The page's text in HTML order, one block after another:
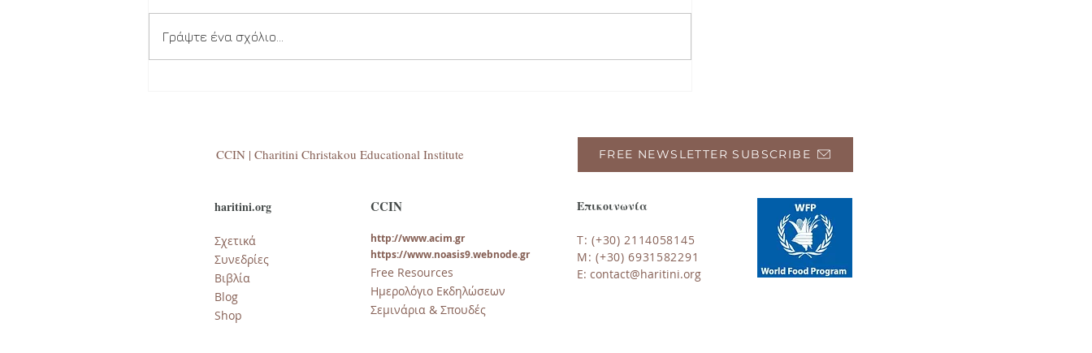
Γράψτε ένα σχόλιο...
CCIN | Charitini Christakou Educational Institute FREE NEWSLETTER SUBSCRIBE
haritini.org CCIN
Σχετικά
Συνεδρίες
Βιβλία
​Blog
Shop
http://www.acim.gr
https://www.noasis9.webnode.gr
Free Resources
Ημερολόγιο Εκδηλώσεων
Σεμινάρια & Σπουδές
Επικοινωνία
T: (+30) 2114058145
M: (+30) 6931582291
E: contact@haritini.org